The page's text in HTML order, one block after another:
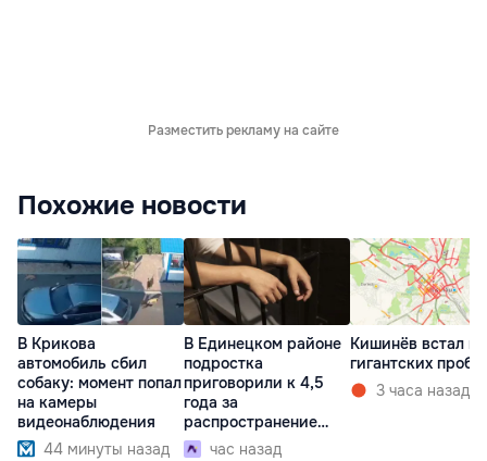
Разместить рекламу на сайте
Похожие новости
В Крикова
автомобиль сбил
собаку: момент попал
на камеры
видеонаблюдения
44 минуты назад
В Единецком районе
подростка
приговорили к 4,5
года за
распространение
наркотиков
час назад
Кишинёв встал в
гигантских
3 часа назад